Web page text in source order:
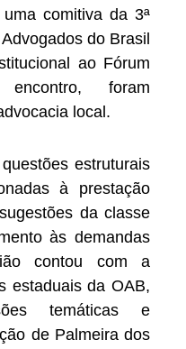
comitiva da 3ª
do Brasil
ao Fórum
foram
local.
estruturais
à prestação
da classe
às demandas
contou com a
estaduais da OAB,
temáticas e
de Palmeira dos